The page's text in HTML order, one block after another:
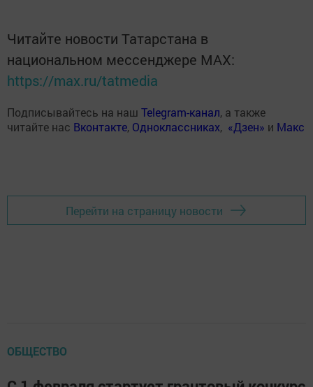
Читайте новости Татарстана в
национальном мессенджере MАХ:
https://max.ru/tatmedia
Подписывайтесь на наш Telegram-канал, а также
читайте нас Вконтакте, Одноклассниках, «Дзен» и Макс
Перейти на страницу новости
ОБЩЕСТВО